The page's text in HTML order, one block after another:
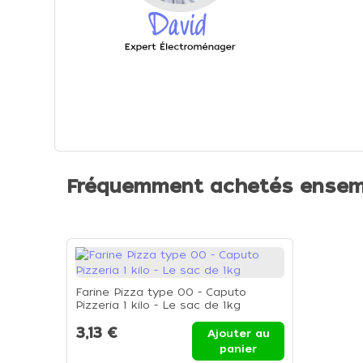
Fréquemment achetés
Farine Pizza type 00 - Caputo
Pizzeria 1 kilo - Le sac de 1kg
3,13 €
Ajouter au
panier